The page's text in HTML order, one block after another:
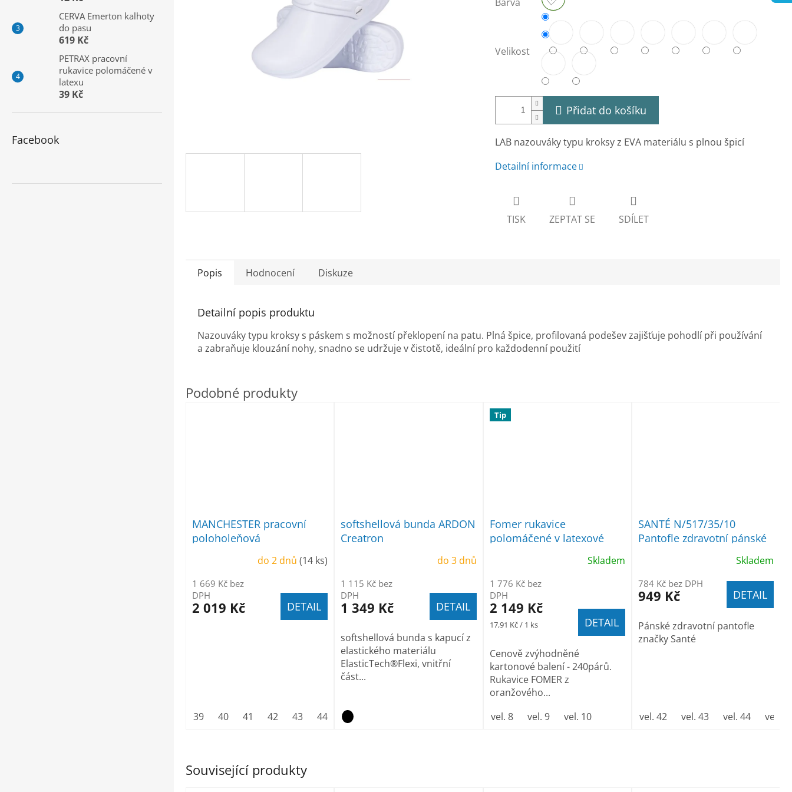
CERVA Emerton kalhoty
do pasu
619 Kč
PETRAX pracovní
rukavice polomáčené v
latexu
39 Kč
Facebook
Velikost
Přidat do košíku
LAB nazouváky typu kroksy z EVA materiálu s plnou špicí
Detailní informace
TISK ZEPTAT SE SDÍLET
Související produkty
Popis Hodnocení Diskuze
Detailní popis produktu
Nazouváky typu kroksy s páskem s možností překlopení na patu. Plná špice, profilovaná podešev zajišťuje pohodlí při používání
a zabraňuje klouzání nohy, snadno se udržuje v čistotě, ideální pro každodenní použití
MANCHESTER pracovní
poloholeňová
do 2 dnů(14 ks)
1 669 Kč bez
DPH
2 019 Kč DETAIL
39 40 41 42 43 44 45
softshellová bunda ARDON
Creatron
do 3 dnů
1 115 Kč bez
DPH
1 349 Kč DETAIL
softshellová bunda s kapucí z
elastického materiálu
ElasticTech®Flexi, vnitřní
část...
Tip
Fomer rukavice
polomáčené v latexové
Skladem
1 776 Kč bez
DPH
2 149 Kč
Měrná
17,91 Kč / 1 ks DETAIL
Cenově zvýhodněné
kartonové balení - 240párů.
Rukavice FOMER z
oranžového...
vel. 8
vel. 9 vel. 10
SANTÉ N/517/35/10
Pantofle zdravotní pánské
Skladem
784 Kč bez DPH
949 Kč DETAIL
Pánské zdravotní pantofle
značky Santé
vel. 42 vel. 43 vel. 44 vel. 45